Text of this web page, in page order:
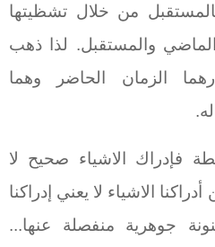
من خلال تشظيتها
الماضي والمستقبل. لذا ذهب
الزمان الحاضر وهما
فإدراك الاشياء صحيح لا
الاشياء لا يعني إدراكنا
جوهرية منفصلة عنها...